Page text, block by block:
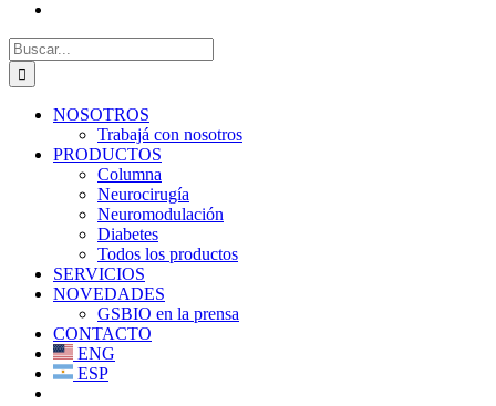
Buscar:
NOSOTROS
Trabajá con nosotros
PRODUCTOS
Columna
Neurocirugía
Neuromodulación
Diabetes
Todos los productos
SERVICIOS
NOVEDADES
GSBIO en la prensa
CONTACTO
ENG
ESP